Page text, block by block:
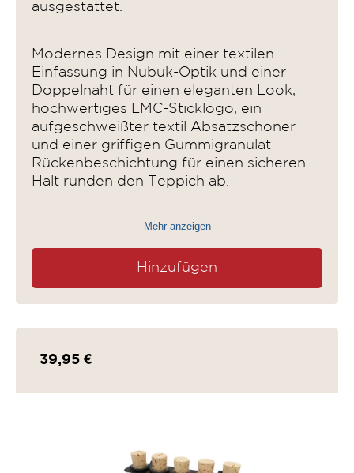
ausgestattet.
Modernes Design mit einer textilen
Einfassung in Nubuk-Optik und einer
Doppelnaht für einen eleganten Look,
hochwertiges LMC-Sticklogo, ein
aufgeschweißter textil Absatzschoner
und einer griffigen Gummigranulat-
Rückenbeschichtung für einen sicheren
Halt runden den Teppich ab.
Mehr anzeigen
Hinzufügen
39,95 €